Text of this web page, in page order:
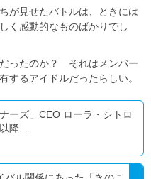
が見せたバトルは、ときには
く感動的なものばかりでし
ったのか？ それはメンバー
するアイドルだったらしい。
ーズ」CEO ローラ・シトロ
降...